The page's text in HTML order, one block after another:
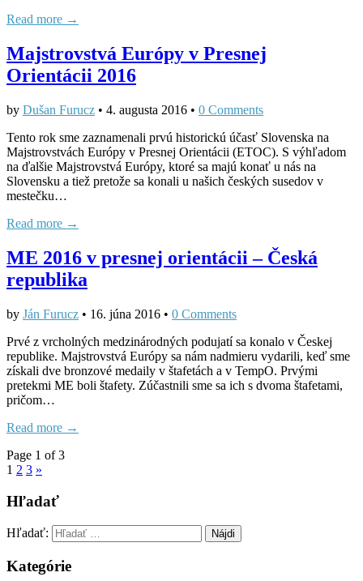
Read more →
Majstrovstvá Európy v Presnej
Orientácii 2016
by Dušan Furucz • 4. augusta 2016 • 0 Comments
Tento rok sme zaznamenali prvú historickú účasť Slovenska na
Majstrovstvách Európy v Presnej Orientácii (ETOC). S výhľadom
na ďalšie Majstrovstvá Európy, ktoré sa majú konať u nás na
Slovensku a tiež pretože sa konali u našich českých susedov v
mestečku…
Read more →
ME 2016 v presnej orientácii – Česká
republika
by Ján Furucz • 16. júna 2016 • 0 Comments
Prvé z vrcholných medzinárodných podujatí sa konalo v Českej
republike. Majstrovstvá Európy sa nám nadmieru vydarili, keď sme
získali dve bronzové medaily v štafetách a v TempO. Prvými
pretekmi ME boli štafety. Zúčastnili sme sa ich s dvoma štafetami,
pričom…
Read more →
Page 1 of 3
1 2 3 »
Hľadať
Hľadať:
Kategórie